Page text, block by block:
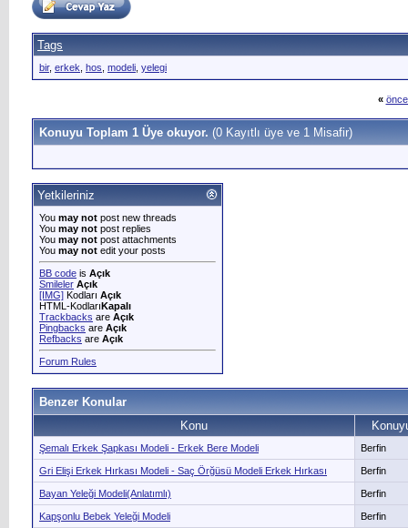
Tags
bir, erkek hos modeli yelegi
«
Konuyu Toplam 1 Üye okuyor. (0 Kayıtlı üye ve 1 Misafir)
Yetkileriniz
You may not post new threads
You may not post replies
You may not post attachments
You may not edit your posts
BB code is Açık
Smileler Açık
[IMG] Kodları Açık
HTML-KodlarıKapalı
Trackbacks are Açık
Pingbacks are Açık
Refbacks are Açık
Forum Rules
Benzer Konular
Konu
Şemalı Erkek Şapkası Modeli - Erkek Bere Modeli Berfin
Gri Elişi Erkek Hırkası Modeli - Saç Örğüsü Modeli Erkek Hırkası Berfin
Bayan Yeleği Modeli(Anlatımlı) Berfin
Kapşonlu Bebek Yeleği Modeli Berfin